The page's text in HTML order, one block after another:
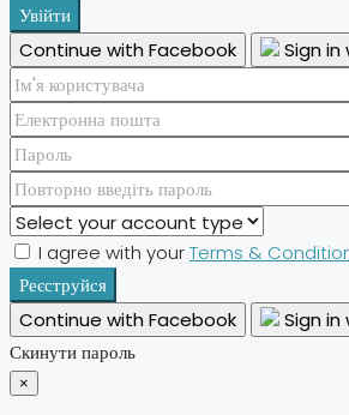
Увійти
Continue with Facebook
Sign
I agree with yourTerms &
Реєструйся
Continue with Facebook
Sign
Скинути пароль
×